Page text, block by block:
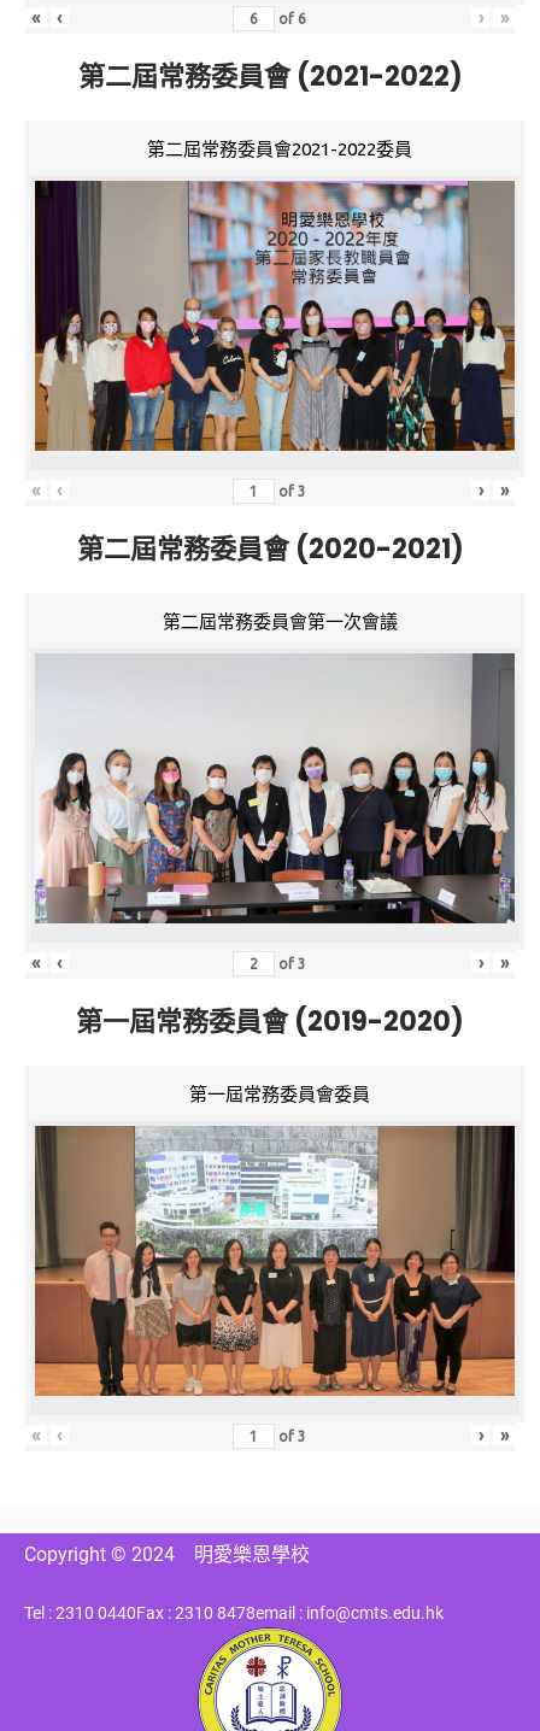
« ‹ of 6 › »
第二屆常務委員會 (2021-2022)
第二屆常務委員會2021-2022委員
« ‹ of3 › »
第二屆常務委員會 (2020-2021)
第二屆常務委員會第一次會議
« ‹ of3 › »
第一屆常務委員會 (2019-2020)
第一屆常務委員會委員
« ‹ of3 › »
Copyright © 2024 明愛樂恩學校
Tel : 2310 0440Fax : 2310 8478email : info@cmts.edu.hk